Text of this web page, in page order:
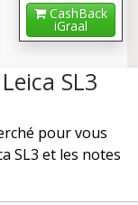
cashback !
CashBack
iGraal
SL3
pour vous
SL3 et les notes